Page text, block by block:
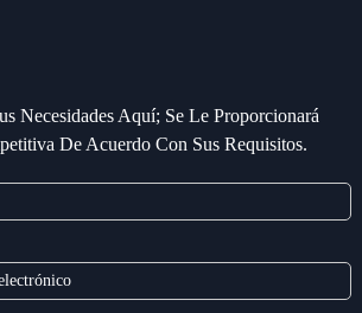
Necesidades Aquí; Se Le Proporcionará
De Acuerdo Con Sus Requisitos.